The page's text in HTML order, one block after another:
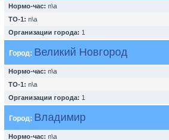
Нормо-час: n\a
ТО-1: n\a
Организации города: 1
Город: Великий Новгород
Нормо-час: n\a
ТО-1: n\a
Организации города: 1
Город: Владимир
Нормо-час: n\a